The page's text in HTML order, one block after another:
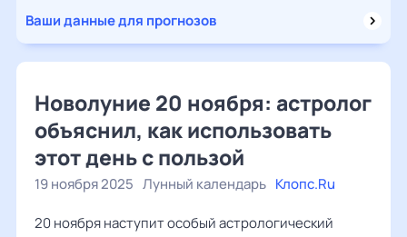
Ваши данные для прогнозов
Новолуние 20 ноября: астролог
объяснил, как использовать
этот день с пользой
19 ноября 2025 Лунный календарь Клопс.Ru
20 ноября наступит особый астрологический